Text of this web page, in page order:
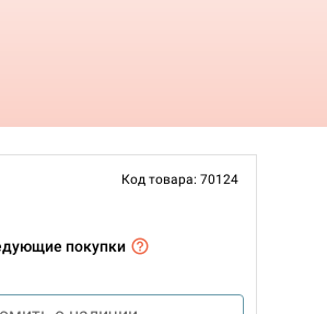
Код товара: 70124
покупки